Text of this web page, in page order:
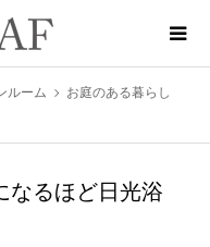
ルーム
お庭のある暮らし
なるほど日光浴